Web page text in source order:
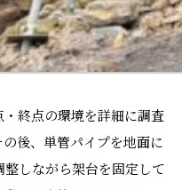
終点の環境を詳細に調査
後、単管パイプを地面に
しながら架台を固定して